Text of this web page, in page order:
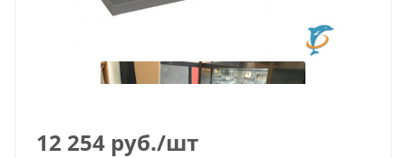
12 254 руб./шт